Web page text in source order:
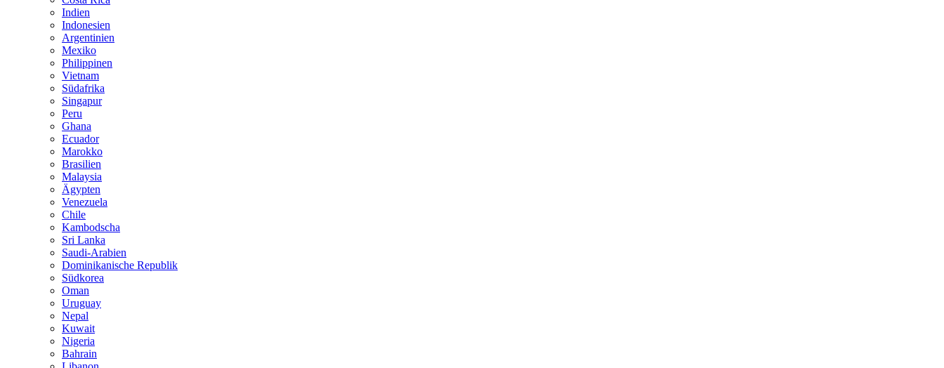
Indien
Indonesien
Argentinien
Mexiko
Philippinen
Vietnam
Südafrika
Singapur
Peru
Ghana
Ecuador
Marokko
Brasilien
Malaysia
Ägypten
Venezuela
Chile
Kambodscha
Sri Lanka
Saudi-Arabien
Dominikanische Republik
Südkorea
Oman
Uruguay
Nepal
Kuwait
Nigeria
Bahrain